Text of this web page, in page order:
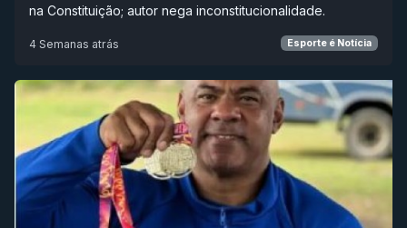
na Constituição; autor nega inconstitucionalidade.
4 Semanas atrás Esporte é Notícia